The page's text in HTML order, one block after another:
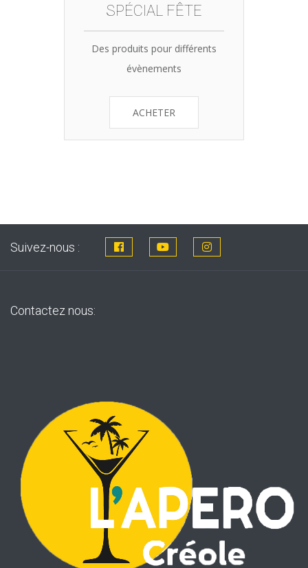
SPÉCIAL FÊTE
Des produits pour différents
évènements
ACHETER
Suivez-nous :
Contactez nous: